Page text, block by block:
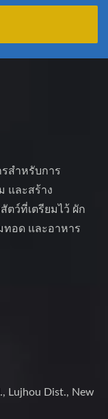
รสำหรับการ
และสร้าง
ตว์ที่เตรียมไว้ ผัก
ทอด และอาหาร
Lujhou Dist., New